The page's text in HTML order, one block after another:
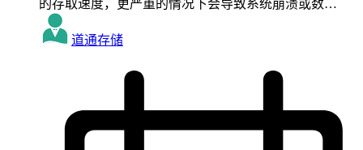
的存取速度，更严重的情况下会导致系统崩溃或数…
道通存储